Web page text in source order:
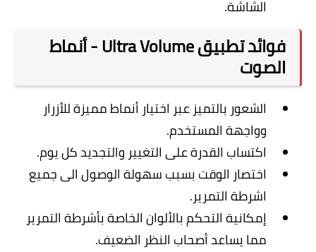
الشاشة.
فوائد تطبيق Ultra Volume - أنماط
الصوت
الشعور بالتميز عبر اختيار أنماط مميزة للأزرار
وواجهة المستخدم.
اكتساب القدرة على التغيير والتجديد كل يوم.
اختصار الوقت بسبب سهولة الوصول الى جميع
اشرطة التمرير.
إمكانية التحكم بالألوان الخاصة بأشرطة التمرير
مما يساعد أصحاب النظر الضعيف.